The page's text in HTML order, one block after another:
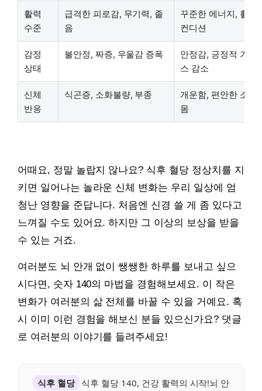
활력
수준
급격한 피로감, 무기력, 졸
음
꾸준한 에너지, 활력
컨디션
감정
상태
불안정, 짜증, 우울감 증폭
안정감, 긍정적 기분,
스 감소
신체
반응
식곤증, 소화불량, 부종
개운함, 편안한 소화,
몸
어때요, 정말 놀랍지 않나요? 식후 혈당 정상치를 지
키면 일어나는 놀라운 신체 변화는 우리 일상에 엄
청난 영향을 준답니다. 처음엔 신경 쓸 게 좀 있다고
느껴질 수도 있어요. 하지만 그 이상의 보상을 받을
수 있는 거죠.
여러분도 뇌 안개 없이 쌩쌩한 하루를 보내고 싶으
시다면, 숫자 140의 마법을 경험해보세요. 이 작은
변화가 여러분의 삶 전체를 바꿀 수 있을 거예요. 혹
시 이미 이런 경험을 해보신 분들 있으신가요? 댓글
로 여러분의 이야기를 들려주세요!
식후 혈당 식후 혈당 140, 건강 활력의 시작!뇌 안